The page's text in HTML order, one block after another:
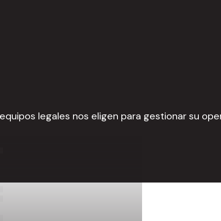
legales nos eligen para gestionar su